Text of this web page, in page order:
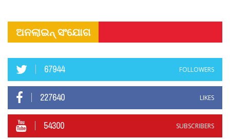
ଅନଲାଇନ୍ ସଂଯୋଗ
67944 FOLLOWERS
227640 LIKES
54300 SUBSCRIBERS